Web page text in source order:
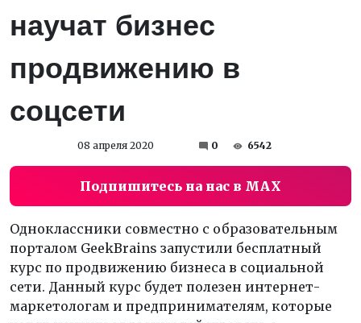
научат бизнес
продвижению в
соцсети
08 апреля 2020 0 6542
Подпишитесь на нас в MAX
Одноклассники совместно с образовательным
порталом GeekBrains запустили бесплатный
курс по продвижению бизнеса в социальной
сети. Данный курс будет полезен интернет-
маркетологам и предпринимателям, которые